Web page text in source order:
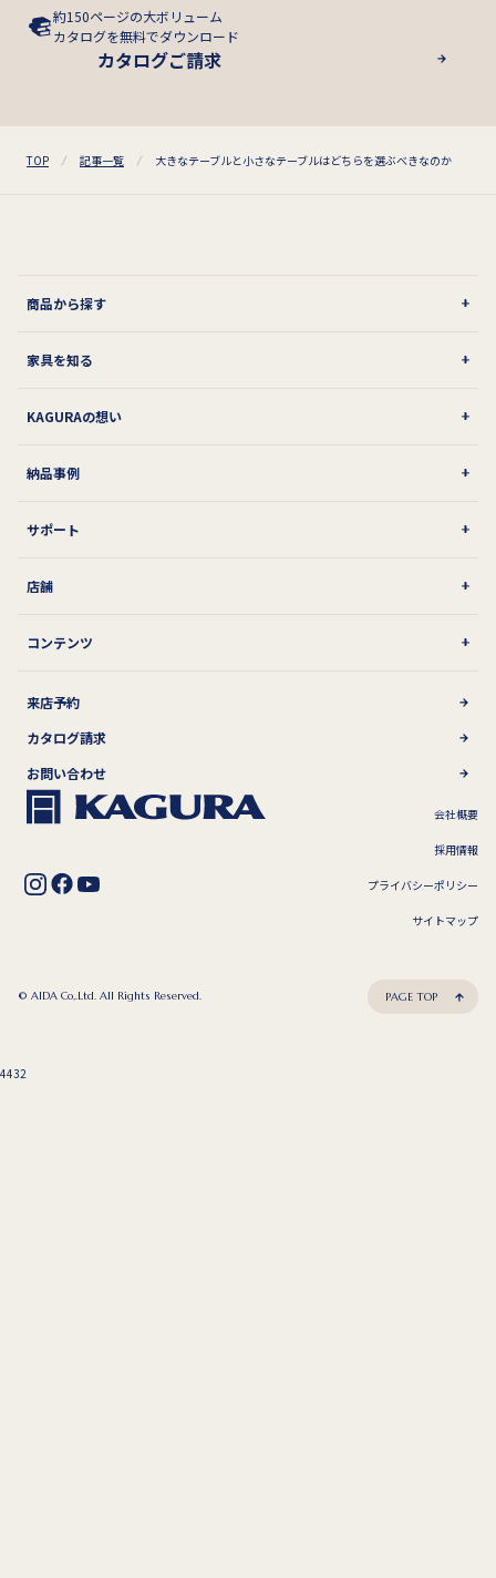
約150ページの大ボリューム
カタログを無料でダウンロード
カタログご請求
TOP 記事一覧 大きなテーブルと小さなテーブルはどちらを選ぶべきなのか
商品から探す
家具を知る
KAGURAの想い
納品事例
サポート
店舗
コンテンツ
来店予約
カタログ請求
お問い合わせ
会社概要
採用情報
プライバシーポリシー
サイトマップ
© AIDA Co,.Ltd. All Rights Reserved. PAGE TOP
4432